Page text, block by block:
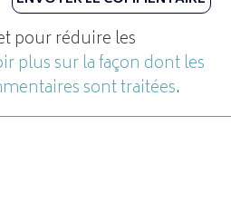
pour réduire les
plus sur la façon dont les
sont traitées.